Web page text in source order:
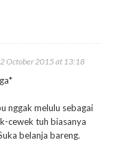
2 October 2015 at 13:18
nggak melulu sebagai
cewek tuh biasanya
belanja bareng.